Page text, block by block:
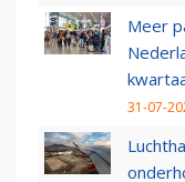
Meer
31-07-